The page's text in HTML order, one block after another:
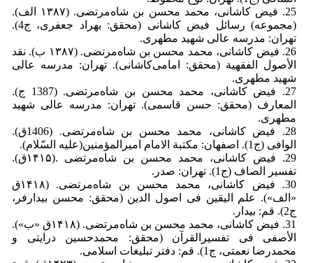
25. فیض کاشانی، محمد محسن بن شاه‌مرتضی.‏‏ (۱۳۸۷ الف).
(مجموعه) رسائل فیض کاشانی (محقق: بهراد جعفری، ج4).
تهران: مدرسه عالی شهید مطهری.
26. فیض کاشانی، محمد محسن بن شاه‌مرتضی.‏‏ (۱۳۸۷ ب‌). نقد
الأصول الفقهیة (محقق: امامی‌کاشانی). تهران: مدرسه عالی
شهید مطهری.
27. فیض کاشانی، محمد محسن بن شاه‌مرتضی.‏‏ (1387 ج).
المعارف (محقق: حسن قاسمی). تهران: مدرسه عالی شهید
مطهری.
28. فیض کاشانی، محمد محسن بن شاه‌مرتضی.‏‏ (1406ق).
الوافی (ج1). اصفهان: مکتبة الامام امیرالمؤمنین(علیه السّلام).
29. فیض کاشانی، محمد محسن بن شاه‌مرتضی‏‏ .(۱۴۱۵ق).
تفسیر الصاف (ج1). تهران: صدر.
30. فیض کاشانی، محمد محسن بن شاه‌مرتضی.‏‏ (۱۴۱۸ق
«الف»‌). علم الیقین فی اصول الدین (محقق: محسن بیدارفر،
ج2). قم: بیدار.
31. فیض کاشانی، محمد محسن بن شاه‌مرتضی‏‏. (۱۴۱۸ق «ب»‌).
الأصفی فی تفسیرالقرآن (محقق: محمدحسین درایتی و
محمدرضا نعمتی، ج1). قم: دفتر تبلیغات اسلامی.